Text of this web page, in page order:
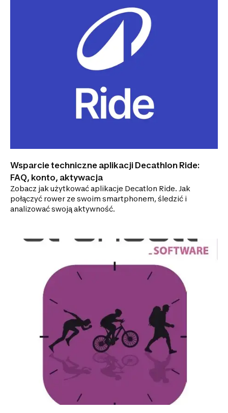
Wsparcie techniczne aplikacji Decathlon Ride:
FAQ, konto, aktywacja
Zobacz jak użytkować aplikacje Decatlon Ride. Jak
połączyć rower ze swoim smartphonem, śledzić i
analizować swoją aktywność.